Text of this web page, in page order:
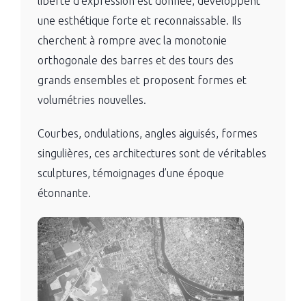
une esthétique forte et reconnaissable. Ils
cherchent à rompre avec la monotonie
orthogonale des barres et des tours des
grands ensembles et proposent formes et
volumétries nouvelles.
Courbes, ondulations, angles aiguisés, formes
singulières, ces architectures sont de véritables
sculptures, témoignages d’une époque
étonnante.